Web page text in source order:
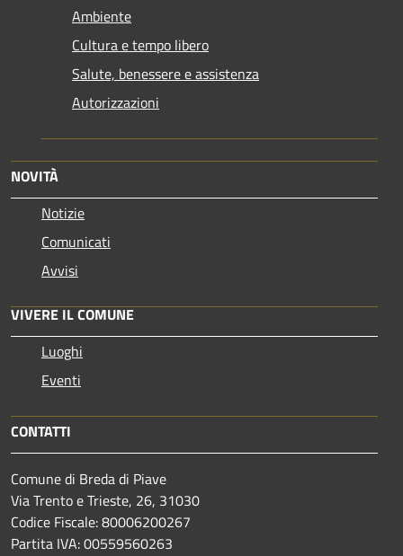
Ambiente
Cultura e tempo libero
Salute, benessere e assistenza
Autorizzazioni
NOVITÀ
Notizie
Comunicati
Avvisi
VIVERE IL COMUNE
Luoghi
Eventi
CONTATTI
Comune di Breda di Piave
Via Trento e Trieste, 26, 31030
Codice Fiscale: 80006200267
Partita IVA: 00559560263